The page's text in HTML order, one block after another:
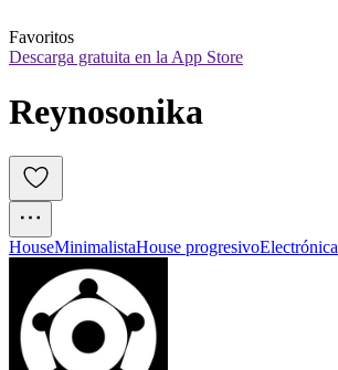
Favoritos
Descarga gratuita en la App Store
Reynosonika
HouseMinimalistaHouse progresivoElectrónica